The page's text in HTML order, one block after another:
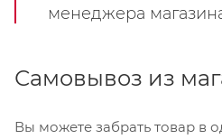
менеджера
Самовывоз из
Вы можете забрать товар в